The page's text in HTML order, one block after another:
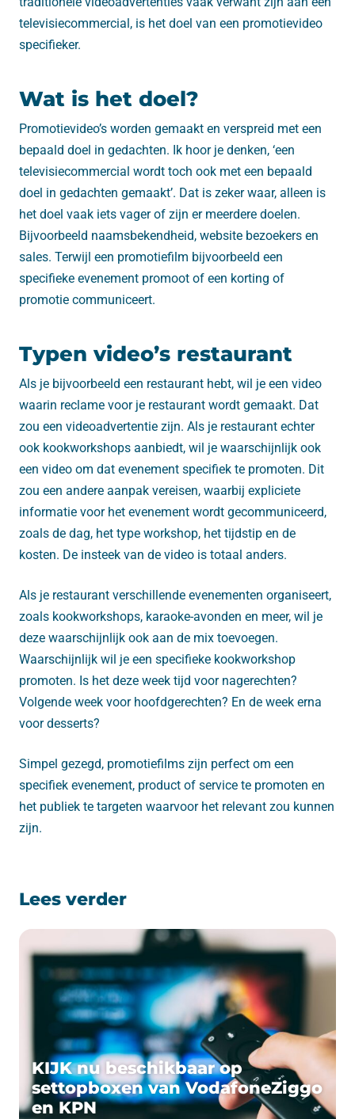
televisiecommercial, is het doel van een promotievideo
specifieker.
Wat is het doel?
Promotievideo’s worden gemaakt en verspreid met een
bepaald doel in gedachten. Ik hoor je denken, ‘een
televisiecommercial wordt toch ook met een bepaald
doel in gedachten gemaakt’. Dat is zeker waar, alleen is
het doel vaak iets vager of zijn er meerdere doelen.
Bijvoorbeeld naamsbekendheid, website bezoekers en
sales. Terwijl een promotiefilm bijvoorbeeld een
specifieke evenement promoot of een korting of
promotie communiceert.
Typen video’s restaurant
Als je bijvoorbeeld een restaurant hebt, wil je een video
waarin reclame voor je restaurant wordt gemaakt. Dat
zou een videoadvertentie zijn. Als je restaurant echter
ook kookworkshops aanbiedt, wil je waarschijnlijk ook
een video om dat evenement specifiek te promoten. Dit
zou een andere aanpak vereisen, waarbij expliciete
informatie voor het evenement wordt gecommuniceerd,
zoals de dag, het type workshop, het tijdstip en de
kosten. De insteek van de video is totaal anders.
Als je restaurant verschillende evenementen organiseert,
zoals kookworkshops, karaoke-avonden en meer, wil je
deze waarschijnlijk ook aan de mix toevoegen.
Waarschijnlijk wil je een specifieke kookworkshop
promoten. Is het deze week tijd voor nagerechten?
Volgende week voor hoofdgerechten? En de week erna
voor desserts?
Simpel gezegd, promotiefilms zijn perfect om een ​​
specifiek evenement, product of service te promoten en
het publiek te targeten waarvoor het relevant zou kunnen
zijn.
Lees verder
KIJK nu beschikbaar op
settopboxen van VodafoneZiggo
en KPN